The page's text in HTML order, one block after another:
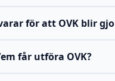
för att OVK blir
får utföra OVK?